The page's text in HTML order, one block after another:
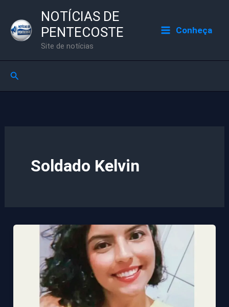
para
NOTÍCIAS DE
PENTECOSTE
Site de notícias
Conheça
Pesquisar
Soldado Kelvin